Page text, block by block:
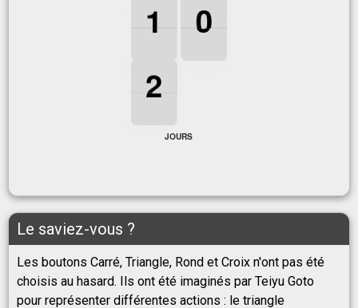
1
1
1
1 0
0
0
0
2
2
2
2
JOURS
Le saviez-vous ?
Les boutons Carré, Triangle, Rond et Croix n'ont pas été
choisis au hasard. Ils ont été imaginés par Teiyu Goto
pour représenter différentes actions : le triangle